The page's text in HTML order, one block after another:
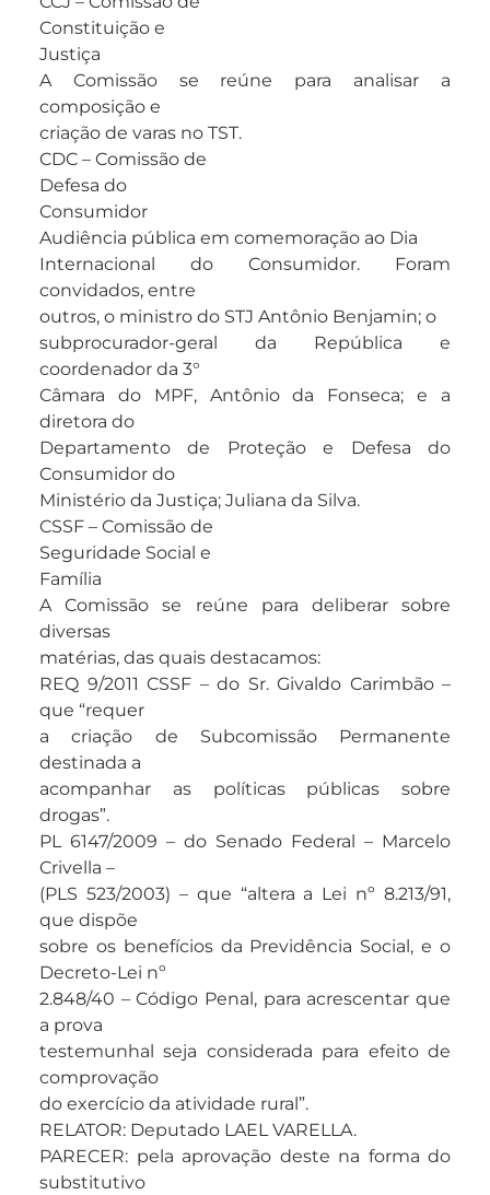
Constituição e
Justiça
A Comissão se reúne para analisar a
composição e
criação de varas no TST.
CDC – Comissão de
Defesa do
Consumidor
Audiência pública em comemoração ao Dia
Internacional do Consumidor. Foram
convidados, entre
outros, o ministro do STJ Antônio Benjamin; o
subprocurador-geral da República e
coordenador da 3°
Câmara do MPF, Antônio da Fonseca; e a
diretora do
Departamento de Proteção e Defesa do
Consumidor do
Ministério da Justiça; Juliana da Silva.
CSSF – Comissão de
Seguridade Social e
Família
A Comissão se reúne para deliberar sobre
diversas
matérias, das quais destacamos:
REQ 9/2011 CSSF – do Sr. Givaldo Carimbão –
que “requer
a criação de Subcomissão Permanente
destinada a
acompanhar as políticas públicas sobre
drogas”.
PL 6147/2009 – do Senado Federal – Marcelo
Crivella –
(PLS 523/2003) – que “altera a Lei nº 8.213/91,
que dispõe
sobre os benefícios da Previdência Social, e o
Decreto-Lei nº
2.848/40 – Código Penal, para acrescentar que
a prova
testemunhal seja considerada para efeito de
comprovação
do exercício da atividade rural”.
RELATOR: Deputado LAEL VARELLA.
PARECER: pela aprovação deste na forma do
substitutivo